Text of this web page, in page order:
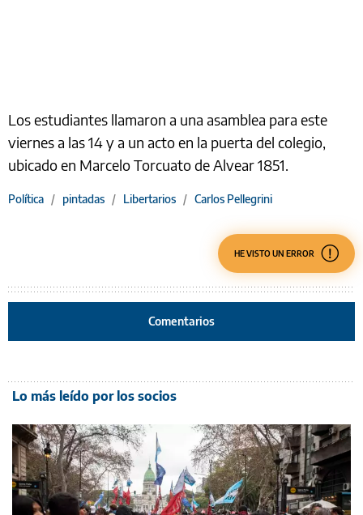
Los estudiantes llamaron a una asamblea para este
viernes a las 14 y a un acto en la puerta del colegio,
ubicado en Marcelo Torcuato de Alvear 1851.
Política / pintadas / Libertarios / Carlos Pellegrini
HE VISTO UN ERROR
Comentarios
Lo más leído por los socios